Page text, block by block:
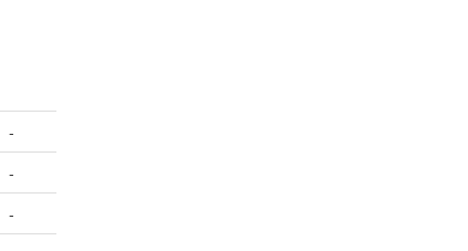
-
-
-